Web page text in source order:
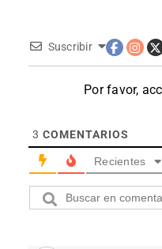
Suscribir
Por favor,
3 COMENTARIOS
Recientes